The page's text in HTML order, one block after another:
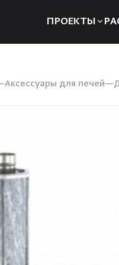
ПРОЕКТЫ
Аксессуары для печей